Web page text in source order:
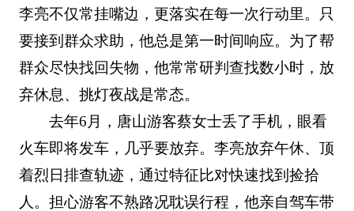
李亮不仅常挂嘴边，更落实在每一次行动里。只
要接到群众求助，他总是第一时间响应。为了帮
群众尽快找回失物，他常常研判查找数小时，放
弃休息、挑灯夜战是常态。
去年6月，唐山游客蔡女士丢了手机，眼看
火车即将发车，几乎要放弃。李亮放弃午休、顶
着烈日排查轨迹，通过特征比对快速找到捡拾
人。担心游客不熟路况耽误行程，他亲自驾车带